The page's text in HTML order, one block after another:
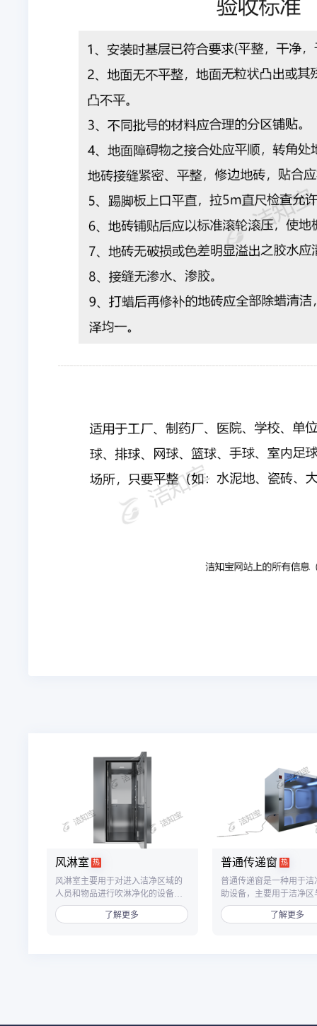
风淋室 热
风淋室主要用于对进入洁净区域的
人员和物品进行吹淋净化的设备，
单人双吹风淋室为双吹风设计，从
两个方向对人员全身进行快速吹
了解更多
普通传递窗 热
普通传递窗是一种用于洁
助设备，主要用于洁净区
之间、洁净区与非洁净
品传递，以减少洁净室的
了解更多